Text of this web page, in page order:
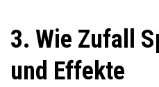
3. Wie Zufall
und Effekte